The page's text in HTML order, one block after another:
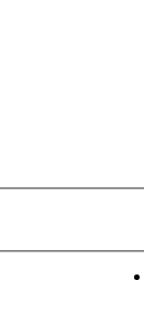
Детская фантазия